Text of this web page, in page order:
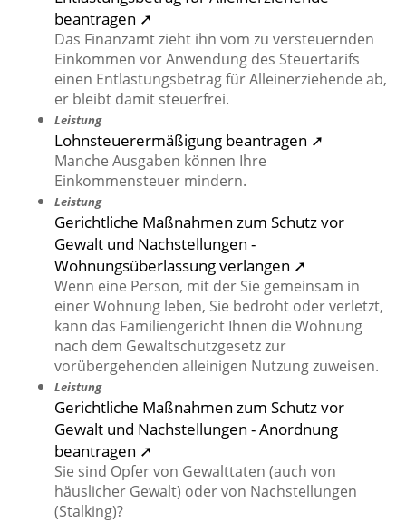
beantragen ➚
Das Finanzamt zieht ihn vom zu versteuernden
Einkommen vor Anwendung des Steuertarifs
einen Entlastungsbetrag für Alleinerziehende ab,
er bleibt damit steuerfrei.
Leistung
Lohnsteuerermäßigung beantragen ➚
Manche Ausgaben können Ihre
Einkommensteuer mindern.
Leistung
Gerichtliche Maßnahmen zum Schutz vor
Gewalt und Nachstellungen -
Wohnungsüberlassung verlangen ➚
Wenn eine Person, mit der Sie gemeinsam in
einer Wohnung leben, Sie bedroht oder verletzt,
kann das Familiengericht Ihnen die Wohnung
nach dem Gewaltschutzgesetz zur
vorübergehenden alleinigen Nutzung zuweisen.
Leistung
Gerichtliche Maßnahmen zum Schutz vor
Gewalt und Nachstellungen - Anordnung
beantragen ➚
Sie sind Opfer von Gewalttaten (auch von
häuslicher Gewalt) oder von Nachstellungen
(Stalking)?